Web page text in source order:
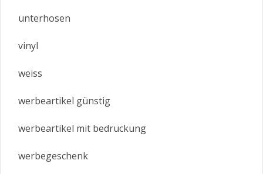
unterhosen
vinyl
weiss
werbeartikel günstig
werbeartikel mit bedruckung
werbegeschenk